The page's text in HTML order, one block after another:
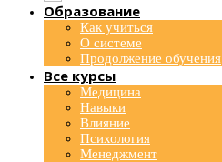
Образование
Как учиться
О системе
Продолжение обучения
Все курсы
Медицина
Навыки
Влияние
Психология
Менеджмент